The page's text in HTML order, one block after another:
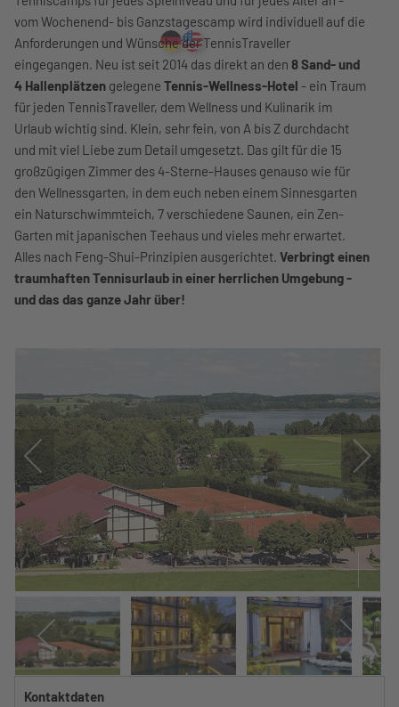
vom Wochenend- bis Ganzstagescamp wird individuell auf die
Anforderungen und Wünsche der TennisTraveller
eingegangen. Neu ist seit 2014 das direkt an den 8 Sand- und
4 Hallenplätzen gelegene Tennis-Wellness-Hotel - ein Traum
für jeden TennisTraveller, dem Wellness und Kulinarik im
Urlaub wichtig sind. Klein, sehr fein, von A bis Z durchdacht
und mit viel Liebe zum Detail umgesetzt. Das gilt für die 15
großzügigen Zimmer des 4-Sterne-Hauses genauso wie für
den Wellnessgarten, in dem euch neben einem Sinnesgarten
ein Naturschwimmteich, 7 verschiedene Saunen, ein Zen-
Garten mit japanischen Teehaus und vieles mehr erwartet.
Alles nach Feng-Shui-Prinzipien ausgerichtet. Verbringt einen
traumhaften Tennisurlaub in einer herrlichen Umgebung -
und das das ganze Jahr über!
Kontaktdaten